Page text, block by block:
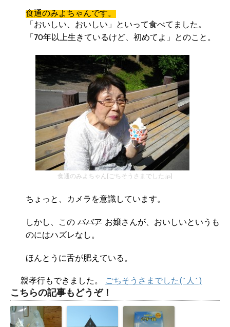
食通のみよちゃんです。
「おいしい、おいしい」といって食べてました。
「70年以上生きているけど、初めてよ」とのこと。
食通のみよちゃん[ごちそうさまでした.jp]
ちょっと、カメラを意識しています。
しかし、この ババア お嬢さんが、おいしいというも
のにはハズレなし。
ほんとうに舌が肥えている。
親孝行もできました。 ごちそうさまでした(^人^)
こちらの記事もどうぞ！